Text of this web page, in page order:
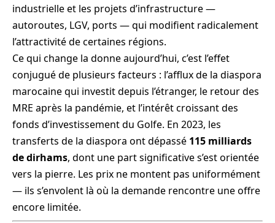
industrielle et les projets d’infrastructure —
autoroutes, LGV, ports — qui modifient radicalement
l’attractivité de certaines régions.
Ce qui change la donne aujourd’hui, c’est l’effet
conjugué de plusieurs facteurs : l’afflux de la diaspora
marocaine qui investit depuis l’étranger, le retour des
MRE après la pandémie, et l’intérêt croissant des
fonds d’investissement du Golfe. En 2023, les
transferts de la diaspora ont dépassé 115 milliards
de dirhams, dont une part significative s’est orientée
vers la pierre. Les prix ne montent pas uniformément
— ils s’envolent là où la demande rencontre une offre
encore limitée.